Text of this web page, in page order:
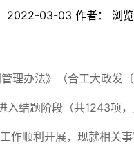
2022-03-03 作者： 浏览
理办法》（合工大政发
结题阶段（共1243项
作顺利开展，现就相关事